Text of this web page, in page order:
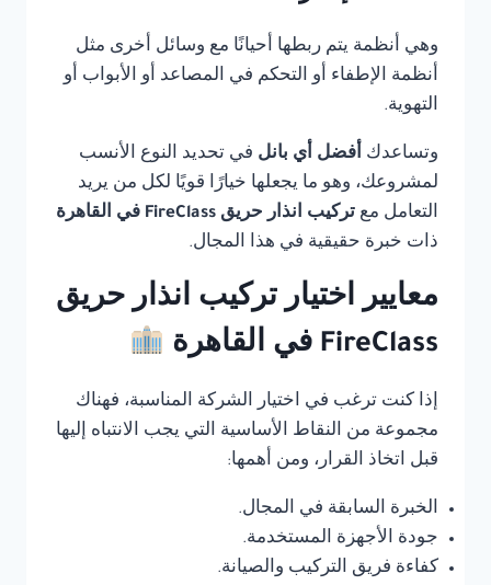
وهي أنظمة يتم ربطها أحيانًا مع وسائل أخرى مثل
أنظمة الإطفاء أو التحكم في المصاعد أو الأبواب أو
التهوية.
وتساعدك أفضل أي بانل في تحديد النوع الأنسب
لمشروعك، وهو ما يجعلها خيارًا قويًا لكل من يريد
التعامل مع تركيب انذار حريق FireClass في القاهرة
ذات خبرة حقيقية في هذا المجال.
معايير اختيار تركيب انذار حريق
FireClass في القاهرة
إذا كنت ترغب في اختيار الشركة المناسبة، فهناك
مجموعة من النقاط الأساسية التي يجب الانتباه إليها
قبل اتخاذ القرار، ومن أهمها:
الخبرة السابقة في المجال.
جودة الأجهزة المستخدمة.
كفاءة فريق التركيب والصيانة.